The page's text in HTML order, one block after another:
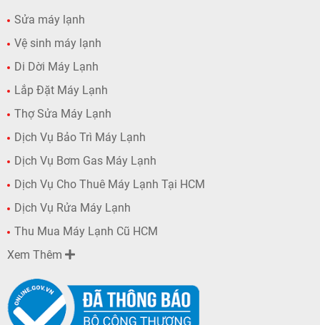
Sửa máy lạnh
Vệ sinh máy lạnh
Di Dời Máy Lạnh
Lắp Đặt Máy Lạnh
Thợ Sửa Máy Lạnh
Dịch Vụ Bảo Trì Máy Lạnh
Dịch Vụ Bơm Gas Máy Lạnh
Dịch Vụ Cho Thuê Máy Lạnh Tại HCM
Dịch Vụ Rửa Máy Lạnh
Thu Mua Máy Lạnh Cũ HCM
Xem Thêm